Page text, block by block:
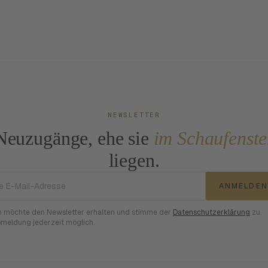
NEWSLETTER
ehe sie im
liegen.
ANMELDEN
möchte den Newsletter erhalten und stimme der Datenschutzerklärung zu.
jederzeit möglich.